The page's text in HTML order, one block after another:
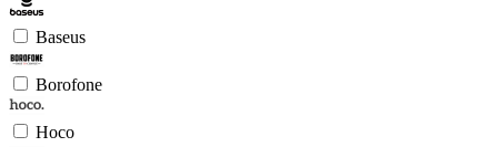
Baseus
Borofone
Hoco